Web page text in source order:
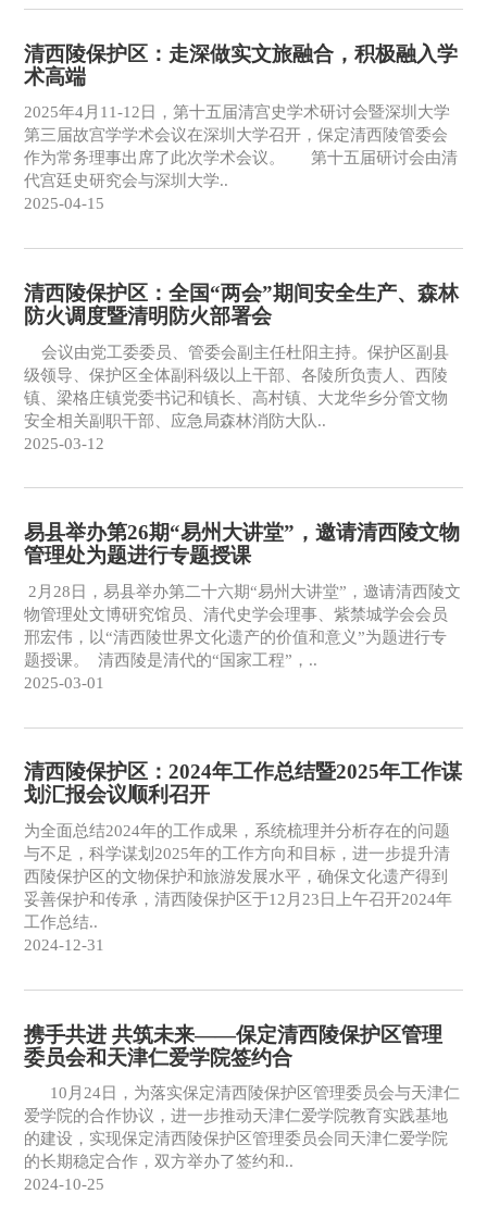
清西陵保护区：走深做实文旅融合，积极融入学
术高端
2025年4月11-12日，第十五届清宫史学术研讨会暨深圳大学
第三届故宫学学术会议在深圳大学召开，保定清西陵管委会
作为常务理事出席了此次学术会议。 第十五届研讨会由清
代宫廷史研究会与深圳大学..
2025-04-15
清西陵保护区：全国“两会”期间安全生产、森林
防火调度暨清明防火部署会
会议由党工委委员、管委会副主任杜阳主持。保护区副县
级领导、保护区全体副科级以上干部、各陵所负责人、西陵
镇、梁格庄镇党委书记和镇长、高村镇、大龙华乡分管文物
安全相关副职干部、应急局森林消防大队..
2025-03-12
易县举办第26期“易州大讲堂”，邀请清西陵文物
管理处为题进行专题授课
2月28日，易县举办第二十六期“易州大讲堂”，邀请清西陵文
物管理处文博研究馆员、清代史学会理事、紫禁城学会会员
邢宏伟，以“清西陵世界文化遗产的价值和意义”为题进行专
题授课。 清西陵是清代的“国家工程”，..
2025-03-01
清西陵保护区：2024年工作总结暨2025年工作谋
划汇报会议顺利召开
为全面总结2024年的工作成果，系统梳理并分析存在的问题
与不足，科学谋划2025年的工作方向和目标，进一步提升清
西陵保护区的文物保护和旅游发展水平，确保文化遗产得到
妥善保护和传承，清西陵保护区于12月23日上午召开2024年
工作总结..
2024-12-31
携手共进 共筑未来——保定清西陵保护区管理
委员会和天津仁爱学院签约合
10月24日，为落实保定清西陵保护区管理委员会与天津仁
爱学院的合作协议，进一步推动天津仁爱学院教育实践基地
的建设，实现保定清西陵保护区管理委员会同天津仁爱学院
的长期稳定合作，双方举办了签约和..
2024-10-25